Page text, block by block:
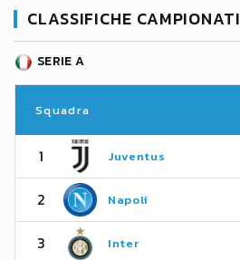
CLASSIFICHE CAMPIONATI
SERIE A
Squadra
1 Juventus
2 Napoli
3 Inter